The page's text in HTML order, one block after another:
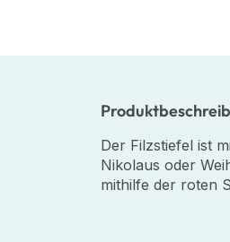
Der Filzstiefel ist
Nikolaus oder
mithilfe der roten